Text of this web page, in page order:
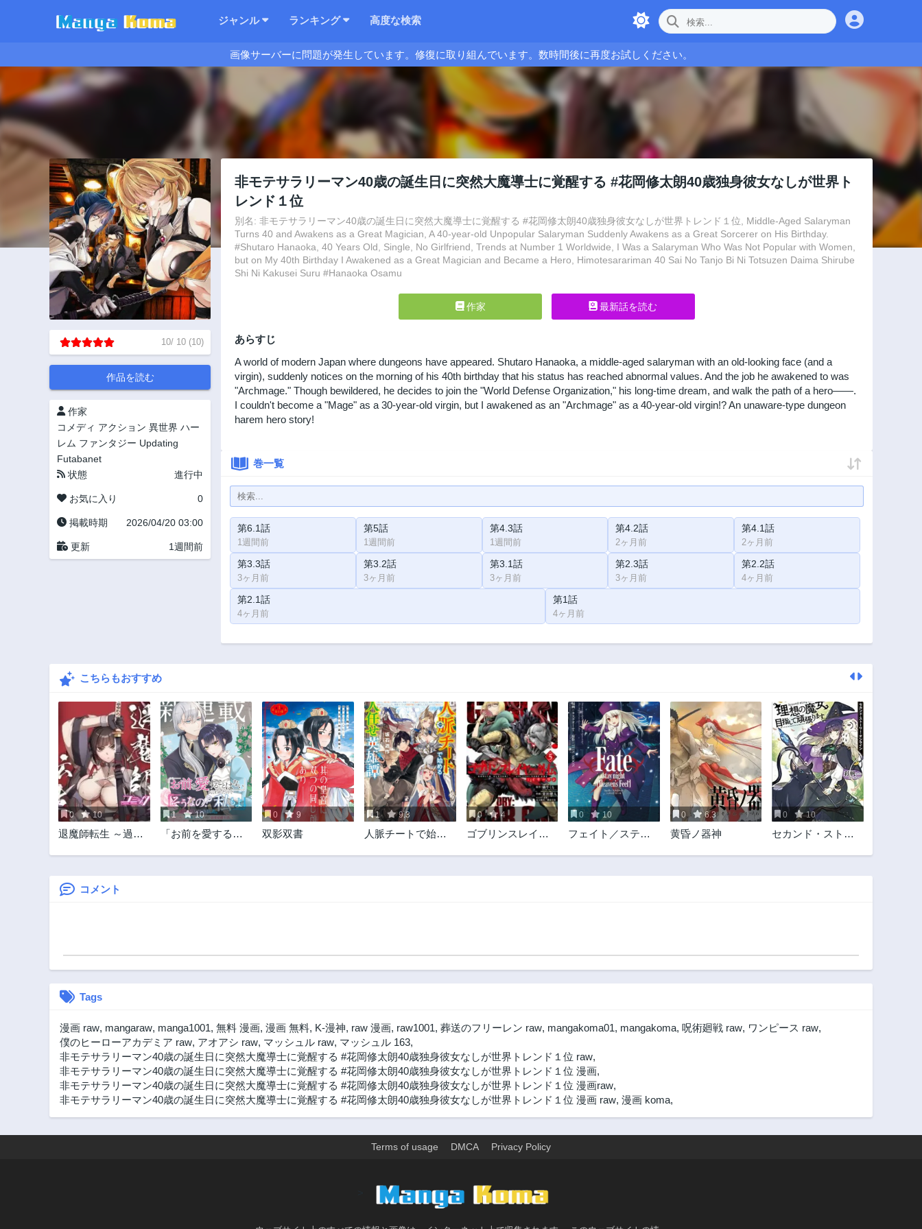
ジャンル ランキング 高度な検索
画像サーバーに問題が発生しています。修復に取り組んでいます。数時間後に再度お試しください。
10/ 10 (10)
作品を読む
作家
コメディ アクション 異世界 ハー
レム ファンタジー Updating
Futabanet
状態
進行中
お気に入り 0
掲載時期 2026/04/20 03:00
更新 1週間前
非モテサラリーマン40歳の誕生日に突然大魔導士に覚醒する #花岡修太朗40歳独身彼女なしが世界ト
レンド１位
別名: 非モテサラリーマン40歳の誕生日に突然大魔導士に覚醒する #花岡修太朗40歳独身彼女なしが世界トレンド１位, Middle-Aged Salaryman
Turns 40 and Awakens as a Great Magician, A 40-year-old Unpopular Salaryman Suddenly Awakens as a Great Sorcerer on His Birthday.
#Shutaro Hanaoka, 40 Years Old, Single, No Girlfriend, Trends at Number 1 Worldwide, I Was a Salaryman Who Was Not Popular with Women,
but on My 40th Birthday I Awakened as a Great Magician and Became a Hero, Himotesarariman 40 Sai No Tanjo Bi Ni Totsuzen Daima Shirube
Shi Ni Kakusei Suru #Hanaoka Osamu
作家 最新話を読む
あらすじ
A world of modern Japan where dungeons have appeared. Shutaro Hanaoka, a middle-aged salaryman with an old-looking face (and a
virgin), suddenly notices on the morning of his 40th birthday that his status has reached abnormal values. And the job he awakened to was
"Archmage." Though bewildered, he decides to join the "World Defense Organization," his long-time dream, and walk the path of a hero——.
I couldn't become a "Mage" as a 30-year-old virgin, but I awakened as an "Archmage" as a 40-year-old virgin!? An unaware-type dungeon
harem hero story!
巻一覧
第6.1話
1週間前
第5話
1週間前
第4.3話
1週間前
第4.2話
2ヶ月前
第4.1話
2ヶ月前
第3.3話
3ヶ月前
第3.2話
3ヶ月前
第3.1話
3ヶ月前
第2.3話
3ヶ月前
第2.2話
4ヶ月前
第2.1話
4ヶ月前
第1話
4ヶ月前
こちらもおすすめ
0 10
退魔師転生 ～過酷
性悪男はどないす
りゃええですか?～
1 10
「お前を愛するこ
の? 私もよ」と言い
0 9
双影双書
1 9.3
人脈チートで始め
0 4
ゴブリンスレイヤ
0 10
フェイト／ステイ
0 6.3
黄昏ノ器神
0 10
セカンド・ストー
て頑張ります。
コメント
Tags
漫画 raw, mangaraw, manga1001, 無料 漫画, 漫画 無料, K-漫神, raw 漫画, raw1001, 葬送のフリーレン raw, mangakoma01, mangakoma, 呪術廻戦 raw, ワンピース raw,
僕のヒーローアカデミア raw, アオアシ raw, マッシュル raw, マッシュル 163,
非モテサラリーマン40歳の誕生日に突然大魔導士に覚醒する #花岡修太朗40歳独身彼女なしが世界トレンド１位 raw,
非モテサラリーマン40歳の誕生日に突然大魔導士に覚醒する #花岡修太朗40歳独身彼女なしが世界トレンド１位 漫画,
非モテサラリーマン40歳の誕生日に突然大魔導士に覚醒する #花岡修太朗40歳独身彼女なしが世界トレンド１位 漫画raw,
非モテサラリーマン40歳の誕生日に突然大魔導士に覚醒する #花岡修太朗40歳独身彼女なしが世界トレンド１位 漫画 raw, 漫画 koma,
Terms of usage DMCA Privacy Policy